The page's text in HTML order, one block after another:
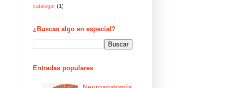
catalogar (1)
¿Buscas algo en especial?
Entradas populares